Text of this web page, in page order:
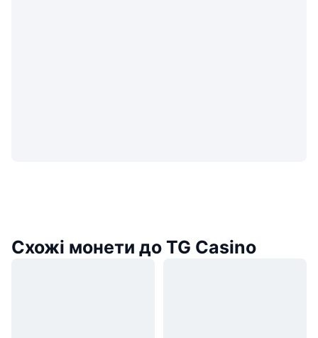
Схожі монети до TG Casino